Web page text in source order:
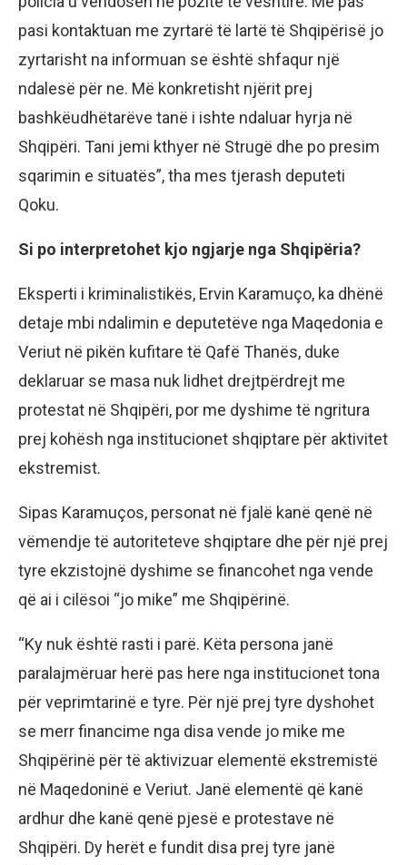
pasi kontaktuan me zyrtarë të lartë të Shqipërisë jo
zyrtarisht na informuan se është shfaqur një
ndalesë për ne. Më konkretisht njërit prej
bashkëudhëtarëve tanë i ishte ndaluar hyrja në
Shqipëri. Tani jemi kthyer në Strugë dhe po presim
sqarimin e situatës”, tha mes tjerash deputeti
Qoku.
Si po interpretohet kjo ngjarje nga Shqipëria?
Eksperti i kriminalistikës, Ervin Karamuço, ka dhënë
detaje mbi ndalimin e deputetëve nga Maqedonia e
Veriut në pikën kufitare të Qafë Thanës, duke
deklaruar se masa nuk lidhet drejtpërdrejt me
protestat në Shqipëri, por me dyshime të ngritura
prej kohësh nga institucionet shqiptare për aktivitet
ekstremist.
Sipas Karamuços, personat në fjalë kanë qenë në
vëmendje të autoriteteve shqiptare dhe për një prej
tyre ekzistojnë dyshime se financohet nga vende
që ai i cilësoi “jo mike” me Shqipërinë.
“Ky nuk është rasti i parë. Këta persona janë
paralajmëruar herë pas here nga institucionet tona
për veprimtarinë e tyre. Për një prej tyre dyshohet
se merr financime nga disa vende jo mike me
Shqipërinë për të aktivizuar elementë ekstremistë
në Maqedoninë e Veriut. Janë elementë që kanë
ardhur dhe kanë qenë pjesë e protestave në
Shqipëri. Dy herët e fundit disa prej tyre janë